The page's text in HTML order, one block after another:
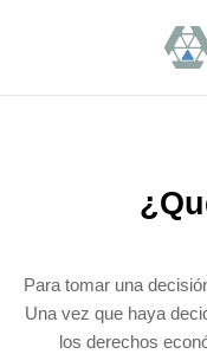
Para tomar una
Una vez que haya
los derechos